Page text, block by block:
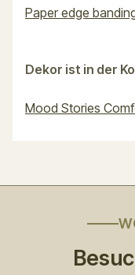
Paper edge
Dekor ist in der
Mood Stories